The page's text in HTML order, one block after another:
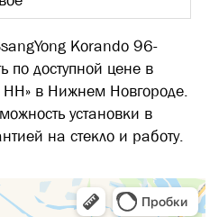
Korando 96-
по доступной цене в
НН» в Нижнем Новгороде.
установки в
на стекло и работу.